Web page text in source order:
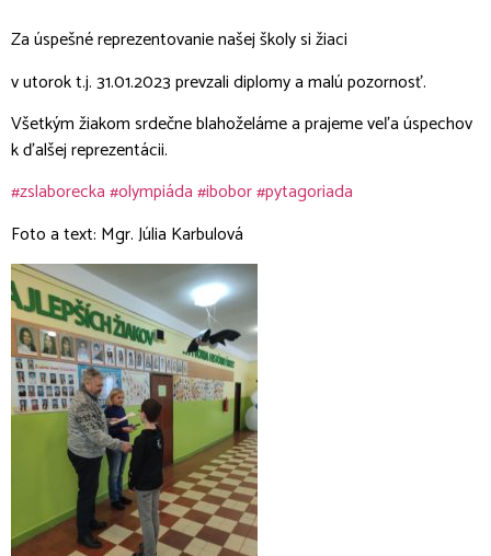
Za úspešné reprezentovanie našej školy si žiaci
v utorok t.j. 31.01.2023 prevzali diplomy a malú pozornosť.
Všetkým žiakom srdečne blahoželáme a prajeme veľa úspechov
k ďalšej reprezentácii.
#zslaborecka#olympiáda#ibobor#pytagoriada
Foto a text: Mgr. Júlia Karbulová